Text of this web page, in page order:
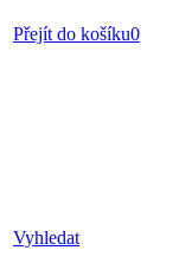
Přejít do košíku0
Vyhledat